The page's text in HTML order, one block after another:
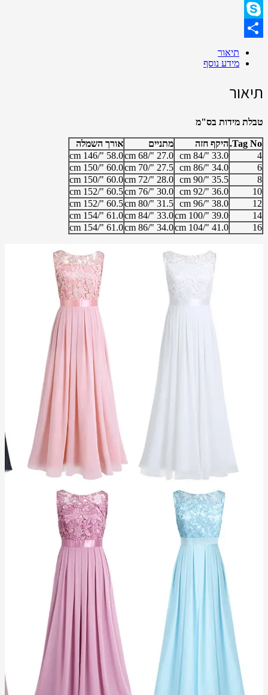
WhatsApp
Skype
תיאור
מידע נוסף
תיאור
טבלת מידות בס"מ
Tag No. היקף חזה מתניים
אורך השמלה
4
33.0 "/84 cm
27.0 "/68 cm
58.0 "/146 cm
6
34.0 "/86 cm
27.5 "/70 cm
60.0 "/150 cm
8
35.5 "/90 cm
28.0 "/72 cm
60.0 "/150 cm
10
36.0 "/92 cm
30.0 "/76 cm
60.5 "/152 cm
12
38.0 "/96 cm
31.5 "/80 cm
60.5 "/152 cm
14
39.0 "/100 cm
33.0 "/84 cm
61.0 "/154 cm
16
41.0 "/104 cm
34.0 "/86 cm
61.0 "/154 cm